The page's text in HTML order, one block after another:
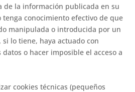
de la información publicada en su
conocimiento efectivo de que
manipulada o introducida por un
lo tiene, haya actuado con
o hacer imposible el acceso a
cookies técnicas (pequeños